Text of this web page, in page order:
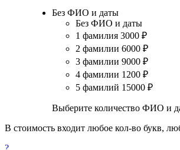
Без ФИО и даты
Без ФИО и даты
1 фамилия 3000 ₽
2 фамилии 6000 ₽
3 фамилии 9000 ₽
4 фамилии 1200 ₽
5 фамилий 15000 ₽
Выберите количество ФИО и
В стоимость входит любое кол-во букв,
?